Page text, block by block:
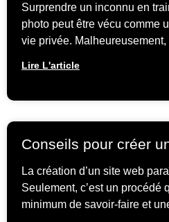
Surprendre un inconnu en
photo peut être vécu comme
vie privée. Malheureusement,
Lire L'article
Conseils pour créer
La création d’un site web
Seulement, c’est un procédé
minimum de savoir-faire et